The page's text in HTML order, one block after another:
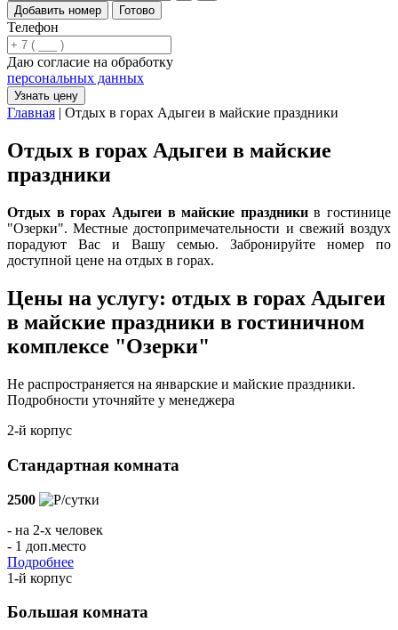
Добавить номер
Готово
Телефон
Даю согласие на обработку
персональных данных
Узнать цену
Главная | Отдых в горах Адыгеи в майские праздники
Отдых в горах Адыгеи в майские
праздники
Отдых в горах Адыгеи в майские праздникив гостинице
"Озерки". Местные достопримечательности и свежий воздух
порадуют Вас и Вашу семью. Забронируйте номер по
доступной цене на отдых в горах.
Цены на услугу: отдых в горах Адыгеи
в майские праздники в гостиничном
комплексе "Озерки"
Не распространяется на январские и майские праздники.
Подробности уточняйте у менеджера
2-й корпус
Стандартная комната
2500
/сутки
- на 2-х человек
- 1 доп.место
Подробнее
1-й корпус
Большая комната